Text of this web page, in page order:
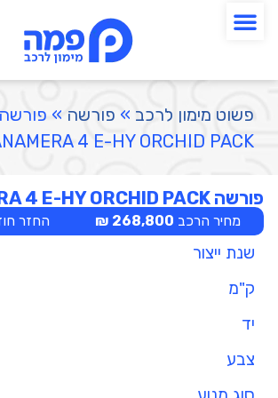
פשוט מימון לרכב » פורשה » פורשה
4 E-HY ORCHID PACK
פורשה PANAMERA 4 E-HY ORCHID PACK
מחיר הרכב 268,800 ₪ החזר
שנת ייצור
ק"מ
יד
צבע